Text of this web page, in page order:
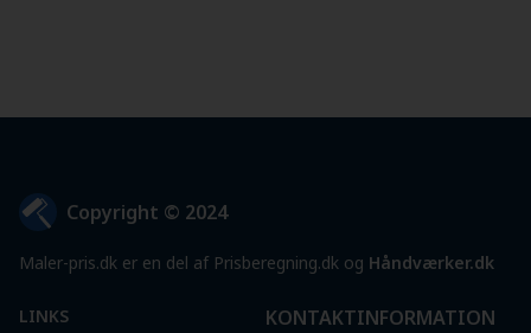
Copyright © 2024
Maler-pris.dk er en del af Prisberegning.dk og Håndværker.dk
LINKS
KONTAKTINFORMATION